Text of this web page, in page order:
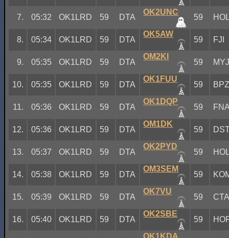
7. 05:32 OK1LRD 59 DTA
OK2UNC
59
8. 05:34 OK1LRD 59 DTA
OK5AW
59 FJI
9. 05:35 OK1LRD 59 DTA
OM2KI
59
10. 05:35 OK1LRD 59 DTA
OK1FUU
59
11. 05:36 OK1LRD 59 DTA
OK1DQP
59
12. 05:36 OK1LRD 59 DTA
OM1DK
59
13. 05:37 OK1LRD 59 DTA
OK2PYD
59
14. 05:38 OK1LRD 59 DTA
OM3SEM
59
15. 05:39 OK1LRD 59 DTA
OK7VU
59
16. 05:40 OK1LRD 59 DTA
OK2SBE
59
OK1KDA